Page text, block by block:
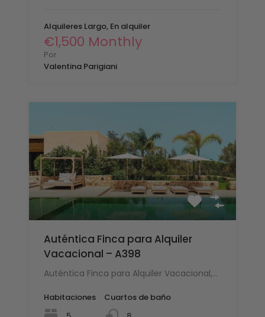
Alquileres Largo, En alquiler
€1,500 Monthly
Por
Valentina Parigiani
Auténtica Finca para Alquiler
Vacacional – A398
Auténtica Finca para Alquiler Vacacional,…
Habitaciones
Cuartos de baño